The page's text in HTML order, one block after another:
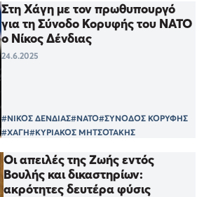
Στη Χάγη με τον πρωθυπουργό
για τη Σύνοδο Κορυφής του ΝΑΤΟ
ο Νίκος Δένδιας
24.6.2025
#ΝΙΚΟΣ ΔΕΝΔΙΑΣ#ΝΑΤΟ#ΣΥΝΟΔΟΣ ΚΟΡΥΦΗΣ
#ΧΑΓΗ#ΚΥΡΙΑΚΟΣ ΜΗΤΣΟΤΑΚΗΣ
Οι απειλές της Ζωής εντός
Βουλής και δικαστηρίων:
ακρότητες δευτέρα φύσις